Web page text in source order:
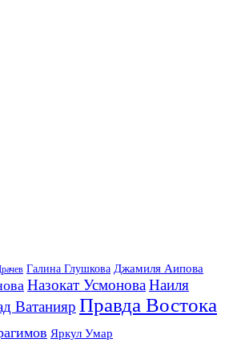
Галина Глушкова Джамиля Аипова
Назокат УсмоноваНаиля
Ватанияр Правда Востока
Яркул Умар